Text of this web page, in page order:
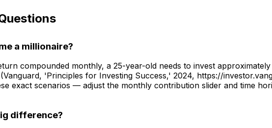
a millionaire?
compounded monthly, a 25-year-old needs to invest
'Principles for Investing Success,' 2024, https://
exact scenarios — adjust the monthly contribution slider and time
difference?